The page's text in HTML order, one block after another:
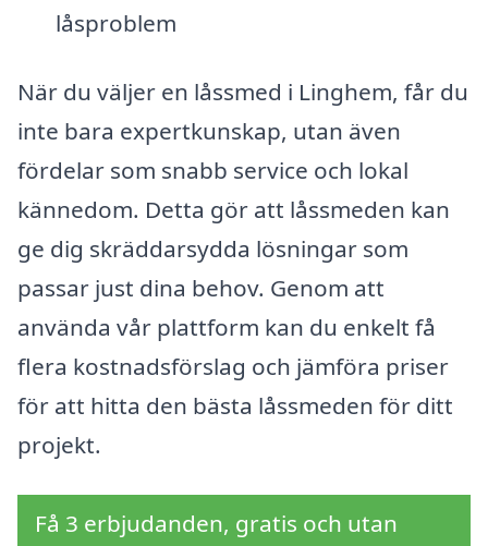
låsproblem
När du väljer en låssmed i Linghem, får du
inte bara expertkunskap, utan även
fördelar som snabb service och lokal
kännedom. Detta gör att låssmeden kan
ge dig skräddarsydda lösningar som
passar just dina behov. Genom att
använda vår plattform kan du enkelt få
flera kostnadsförslag och jämföra priser
för att hitta den bästa låssmeden för ditt
projekt.
Få 3 erbjudanden, gratis och utan